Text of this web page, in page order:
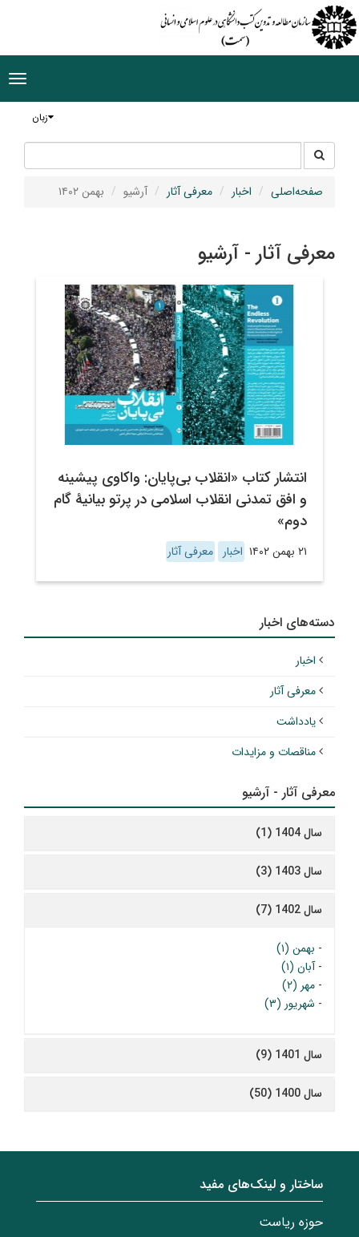
زبان
جستجو
در
سایت
صفحه‌اصلی اخبار معرفی آثار آرشیو بهمن ۱۴۰۲
معرفی آثار - آرشیو
انتشار کتاب «انقلاب بی‌پایان: واکاوی پیشینه
و افق تمدنی انقلاب اسلامی در پرتو بیانیۀ گام
دوم»
۲۱ بهمن ۱۴۰۲ اخبار معرفی آثار
دسته‌های اخبار
اخبار
معرفی آثار
یادداشت
مناقصات و مزایدات
معرفی آثار - آرشیو
سال 1404 (1)
سال 1403 (3)
سال 1402 (7)
- بهمن (۱)
-آبان (۱)
- مهر (۲)
- شهریور (۳)
سال 1401 (9)
سال 1400 (50)
ساختار‌‌ و‌‌ لینک‌های مفید
حوزه ریاست